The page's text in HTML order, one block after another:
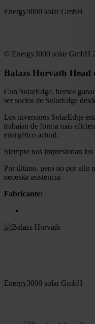
Energy3000 solar GmbH
© Energy3000 solar GmbH
Balazs Horvath Head
Con SolarEdge, hemos
ser socios de SolarEdge
Los inversores SolarEdge
trabajan de forma más
energético actual.
Siempre nos impresionan
Por último, pero no por ello
necesita asistencia.
Fabricante:
Energy3000 solar GmbH